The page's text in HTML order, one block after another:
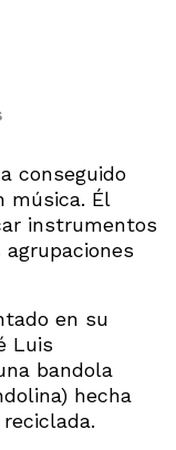
conseguido
música. Él
instrumentos
en su
Luis
bandola
hecha